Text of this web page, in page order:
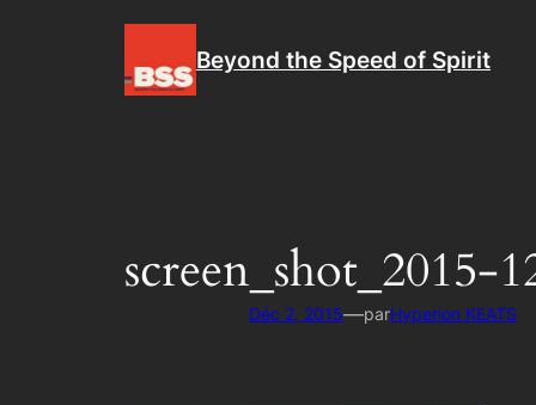
Beyond the Speed of Spirit
screen_shot_2015-
Déc 2, 2015—parHyperion KEATS